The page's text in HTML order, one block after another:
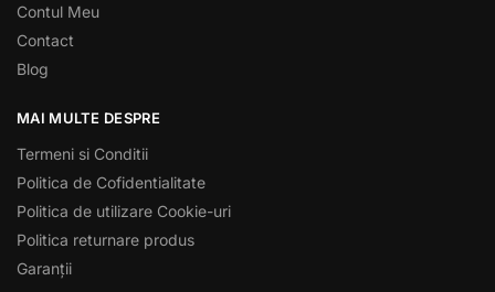
Contul Meu
Contact
Blog
MAI MULTE DESPRE
Termeni si Conditii
Politica de Cofidentialitate
Politica de utilizare Cookie-uri
Politica returnare produs
Garanții